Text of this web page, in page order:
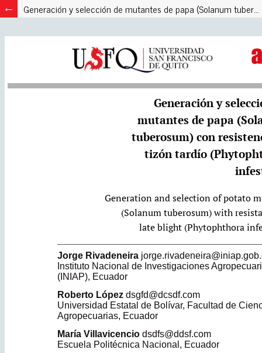
Generación y selección de mutantes de papa (Solanum tuberosum) con resistencia al tizón tardío (Phytophthora infestans)